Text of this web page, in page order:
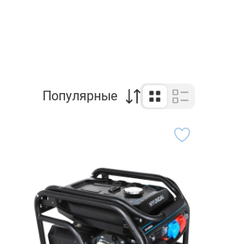
Популярные